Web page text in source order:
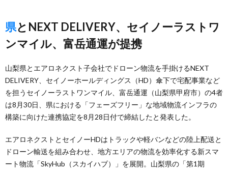
県とNEXT DELIVERY、セイノーラストワ
ンマイル、富岳通運が提携
山梨県とエアロネクスト子会社でドローン物流を手掛けるNEXT
DELIVERY、セイノーホールディングス（HD）傘下で宅配事業など
を担うセイノーラストワンマイル、富岳通運（山梨県甲府市）の4者
は8月30日、県における「フェーズフリー」な地域物流インフラの
構築に向けた連携協定を8月28日付で締結したと発表した。
エアロネクストとセイノーHDはトラックや軽バンなどの陸上配送と
ドローン輸送を組み合わせ、地方エリアの物流を効率化する新スマ
ート物流「SkyHub（スカイハブ）」を展開。山梨県の「第1期